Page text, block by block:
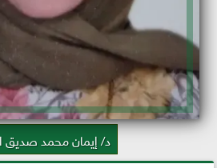
د/ إيمان محمد صديق